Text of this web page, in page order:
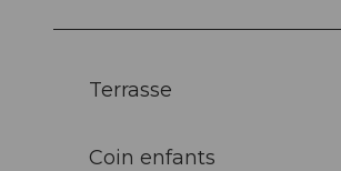
Terrasse
Coin enfants